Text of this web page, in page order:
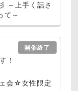
～上手く話さ
て～
開催終了
！
会☆女性限定